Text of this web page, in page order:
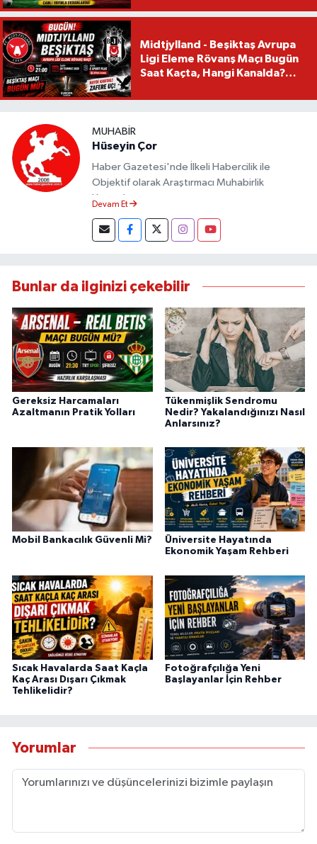
Midtjylland - Beşiktaş Avrupa
Ligi Eleme Rövanş Maçı Bugün
Saat Kaçta, Hangi Kanalda?
MUHABIR
Hüseyin Çor
Haber Gazetesi'nde İlkeli Habercilik ile
Objektif olarak Araştırmacı Muhabirlik
Yapmaktayım.
Devam Et
Bunlar da ilginizi çekebilir
Gereksiz Harcamaları
Azaltmanın Pratik Yolları
Tükenmişlik Sendromu
Nedir? Yakalandığınızı Nasıl
Anlarsınız?
Mobil Bankacılık Güvenli Mi?
Üniversite Hayatında
Ekonomik Yaşam Rehberi
Sıcak Havalarda Saat Kaçla
Kaç Arası Dışarı Çıkmak
Tehlikelidir?
Fotoğrafçılığa Yeni
Başlayanlar İçin Rehber
Yorumlar